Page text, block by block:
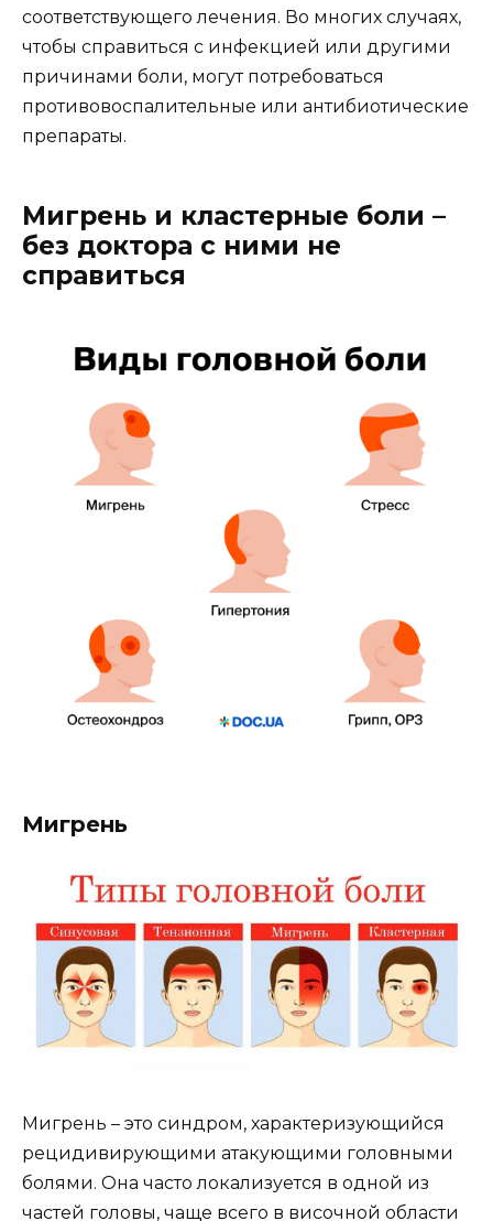
соответствующего лечения. Во многих случаях,
чтобы справиться с инфекцией или другими
причинами боли, могут потребоваться
противовоспалительные или антибиотические
препараты.
Мигрень и кластерные боли –
без доктора с ними не
справиться
Мигрень
Мигрень – это синдром, характеризующийся
рецидивирующими атакующими головными
болями. Она часто локализуется в одной из
частей головы, чаще всего в височной области